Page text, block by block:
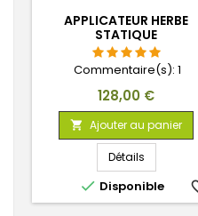
APPLICATEUR HERBE
STATIQUE
Commentaire(s): 1
Prix
128,00 €
 Ajouter au panier
Détails
 Disponible